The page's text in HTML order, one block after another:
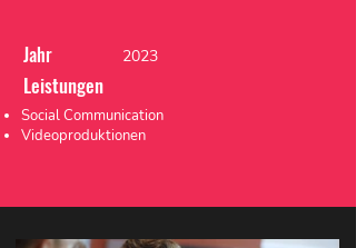
Jahr 2023
Leistungen
Social Communication
Videoproduktionen